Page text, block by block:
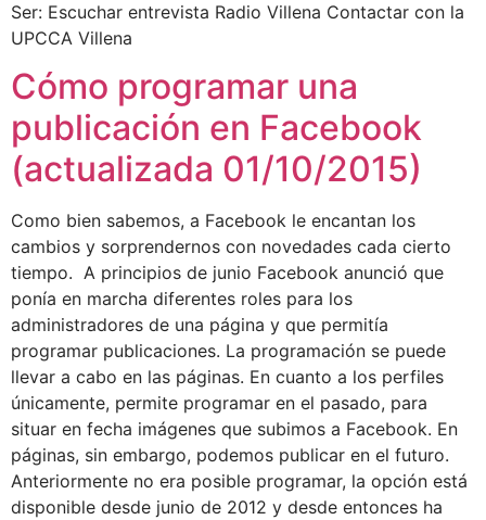
Ser: Escuchar entrevista Radio Villena Contactar con la
UPCCA Villena
Cómo programar una
publicación en Facebook
(actualizada 01/10/2015)
Como bien sabemos, a Facebook le encantan los
cambios y sorprendernos con novedades cada cierto
tiempo. A principios de junio Facebook anunció que
ponía en marcha diferentes roles para los
administradores de una página y que permitía
programar publicaciones. La programación se puede
llevar a cabo en las páginas. En cuanto a los perfiles
únicamente, permite programar en el pasado, para
situar en fecha imágenes que subimos a Facebook. En
páginas, sin embargo, podemos publicar en el futuro.
Anteriormente no era posible programar, la opción está
disponible desde junio de 2012 y desde entonces ha